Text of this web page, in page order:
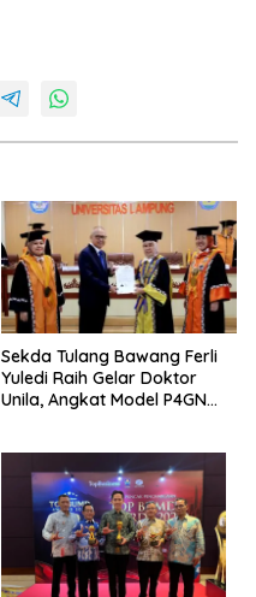
Sekda Tulang Bawang Ferli
Yuledi Raih Gelar Doktor
Unila, Angkat Model P4GN